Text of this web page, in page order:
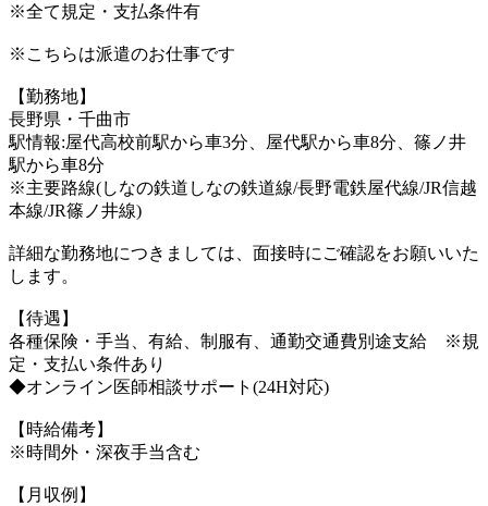
※全て規定・支払条件有
※こちらは派遣のお仕事です
【勤務地】
長野県・千曲市
駅情報:屋代高校前駅から車3分、屋代駅から車8分、篠ノ井
駅から車8分
※主要路線(しなの鉄道しなの鉄道線/長野電鉄屋代線/JR信越
本線/JR篠ノ井線)
詳細な勤務地につきましては、面接時にご確認をお願いいた
します。
【待遇】
各種保険・手当、有給、制服有、通勤交通費別途支給 ※規
定・支払い条件あり
◆オンライン医師相談サポート(24H対応)
【時給備考】
※時間外・深夜手当含む
【月収例】